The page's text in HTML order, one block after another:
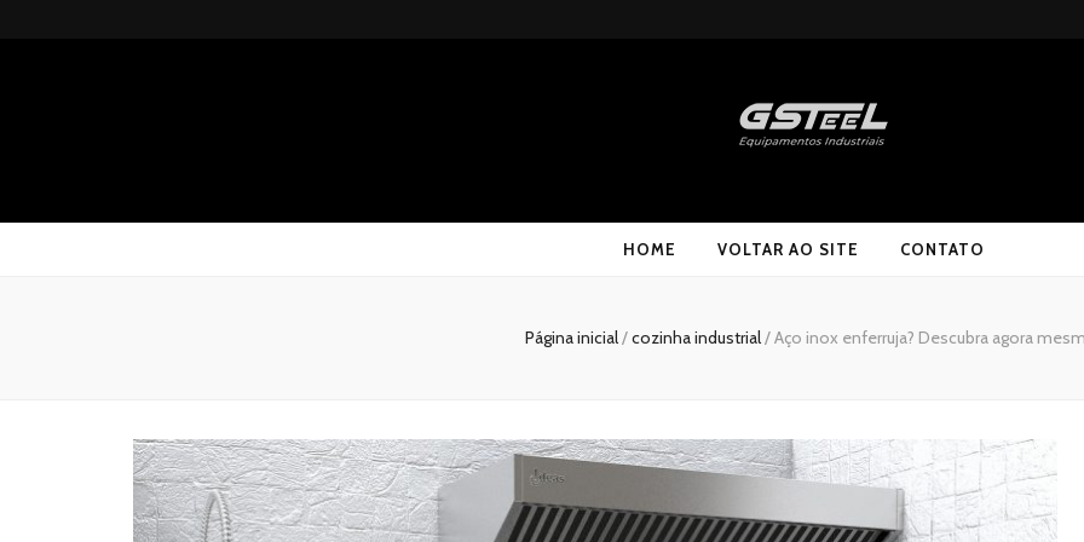
Gsteel HOME VOLTAR AO SITE CONTATO
Página inicial/cozinha industrial/Aço inox enferruja? Descubra agora